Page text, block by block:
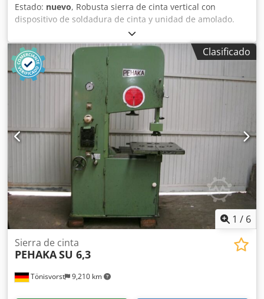
Estado: nuevo, Robusta sierra de cinta vertical con
dispositivo de soldadura de cinta y unidad de amolado.
Ideal para la fabricación de herramientas y moldes.
Anchura de corte: 520 mm Altura de corte: 310 mm Altura
de trabajo: 1000 mm Tamaño de la mesa: 600 x 500 mm
Velocidad de corte continua 1ª marcha: 25 - 85 m/min 2ª
velocidad: 120 - 500 m/min Longitud de la hoja de sierra:
3880 mm Anchura de la hoja de sierra: 3 - 16 mm Mesa
inclinable en 4 direcciones: 15 Potencia del motor: 1,5 kW
Peso, aprox.: 500 kg Equipamiento: - Hoja de sierra -
Velocidad de corte regulable sin escalonamientos -
Reductor - Dispositivo de soldadura de cinta con unidad
de nivelación - Luz de la máquina - Cizalla Dkjdpfx
Adsuxqqcjljr - Estación de amolado - Cepillo de virutas -
Dispositivo de soplado - Pantalla digital LED (para
visualizar la velocidad de corte) - Mesa con ranura de tope
- Tope angular - Tope paralelo
Clasificado
1 / 6
Tönisvorst 9,210 km
Sierra de cinta
PEHAKASU 6,3